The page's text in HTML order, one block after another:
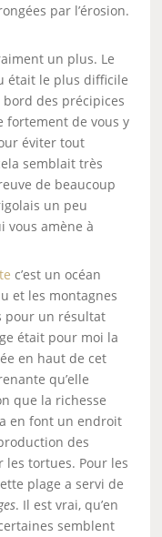
par l’érosion.
un plus. Le
était le plus difficile
bord des précipices
fortement de vous y
éviter tout
semblait très
de beaucoup
un peu
vous amène à
c’est un océan
et les montagnes
pour un résultat
était pour moi la
en haut de cet
qu’elle
que la richesse
en font un endroit
des
les tortues. Pour les
plage a servi de
. Il est vrai, qu’en
semblent